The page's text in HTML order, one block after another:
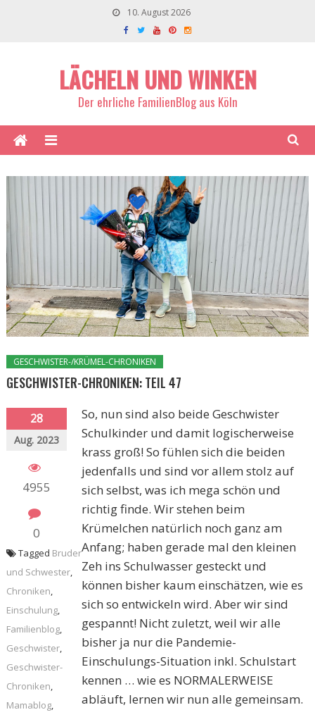
10. August 2026
LÄCHELN UND WINKEN
Der ehrliche FamilienBlog aus Köln
GESCHWISTER-/KRÜMEL-CHRONIKEN
GESCHWISTER-CHRONIKEN: TEIL 47
28
Aug. 2023
4955
0
So, nun sind also beide Geschwister
Schulkinder und damit logischerweise
krass groß! So fühlen sich die beiden
jedenfalls und sind vor allem stolz auf
sich selbst, was ich mega schön und
richtig finde. Wir stehen beim
Krümelchen natürlich noch ganz am
Anfang; haben gerade mal den kleinen
Zeh ins Schulwasser gesteckt und
können bisher kaum einschätzen, wie es
sich so entwickeln wird. Aber wir sind
gespannt! Nicht zuletzt, weil wir alle
bisher ja nur die Pandemie-
Einschulungs-Situation inkl. Schulstart
kennen … wie es NORMALERWEISE
abläuft, lernen wir nun alle gemeinsam.
Tagged Bruder
und Schwester,
Chroniken,
Einschulung,
Familienblog,
Geschwister,
Geschwister-
Chroniken,
Mamablog,